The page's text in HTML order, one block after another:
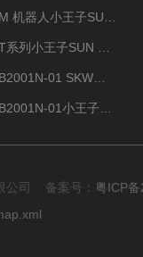
公司 备案号： 粤ICP